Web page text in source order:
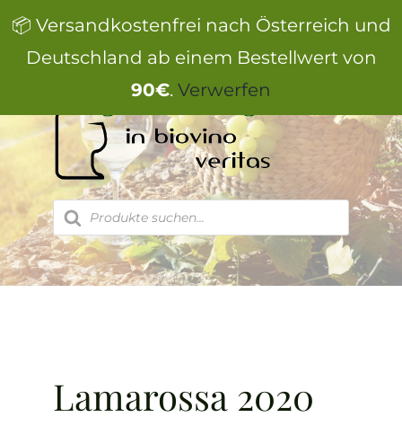
📦 Versandkostenfrei nach Österreich und
Deutschland ab einem Bestellwert von
90€. Verwerfen
Inhalt
springen
Products
search
Lamarossa 2020